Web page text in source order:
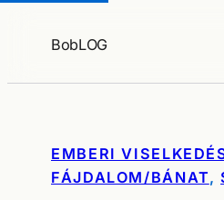
BobLOG
EMBERI
FÁJDALOM/BÁNAT,